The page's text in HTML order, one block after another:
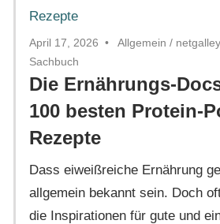
April 17, 2026 Allgemein / netgalley
Sachbuch
Die Ernährungs-
100 besten Protein-
Rezepte
Dass eiweißreiche Ernährung
allgemein bekannt sein. Doch
die Inspirationen für gute und